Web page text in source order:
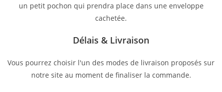
un petit pochon qui prendra place dans une enveloppe
cachetée.
Délais & Livraison
Vous pourrez choisir l'un des modes de livraison proposés sur
notre site au moment de finaliser la commande.